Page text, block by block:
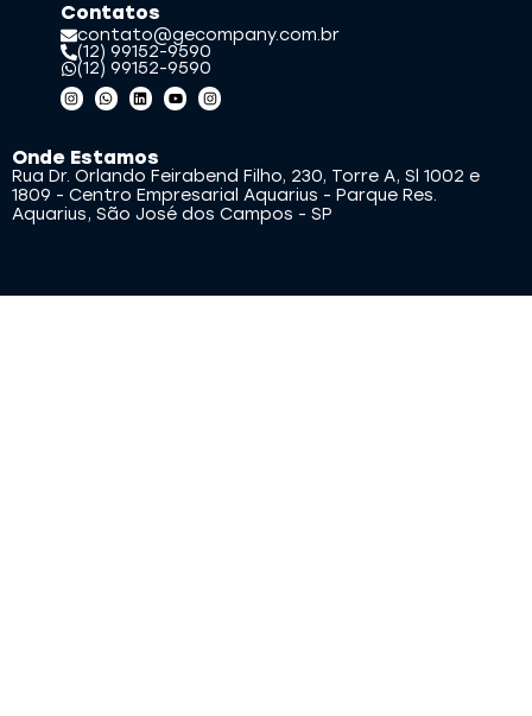
Contatos
contato@gecompany.com.br
(12) 99152-9590
(12) 99152-9590
Onde Estamos
Rua Dr. Orlando Feirabend Filho, 230, Torre A, Sl 1002 e
1809 - Centro Empresarial Aquarius - Parque Res.
Aquarius, São José dos Campos - SP